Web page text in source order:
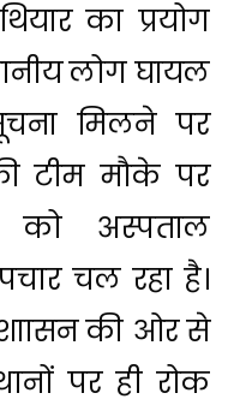
का प्रयोग
लोग घायल
मिलने पर
टीम मौके पर
को अस्पताल
चल रहा है।
की ओर से
पर ही रोक